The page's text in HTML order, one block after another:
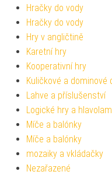
Hračky do vody
Hračky do vody
Hry v angličtině
Karetní hry
Kooperativní hry
Kuličkové a dominové
Lahve a příslušenství
Logické hry a
Míče a balónky
Míče a balónky
mozaiky a vkládačky
Nezařazené